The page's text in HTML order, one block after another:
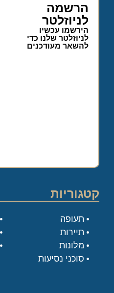
הרשמה
לניוזלטר
הירשמו עכשיו
לניוזלטר שלנו כדי
להשאר מעודכנים
קטגוריות
תעופה
תיירות
מלונות
סוכני נסיעות